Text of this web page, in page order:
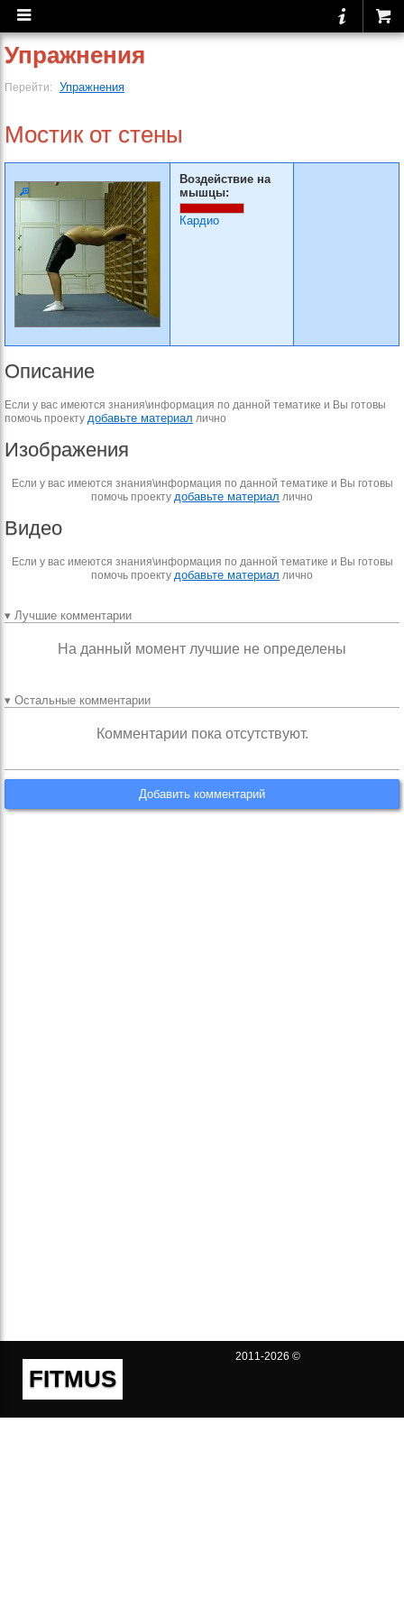
Упражнения
Перейти: Упражнения
Мостик от стены
Воздействие на
мышцы:
Кардио
Описание
Если у вас имеются знания\информация по данной тематике и Вы готовы
помочь проекту добавьте материал лично
Изображения
Если у вас имеются знания\информация по данной тематике и Вы готовы
помочь проекту добавьте материал лично
Видео
Если у вас имеются знания\информация по данной тематике и Вы готовы
помочь проекту добавьте материал лично
▾ Лучшие комментарии
На данный момент лучшие не определены
▾ Остальные комментарии
Комментарии пока отсутствуют.
Добавить комментарий
FITMUS
2011-2026 ©